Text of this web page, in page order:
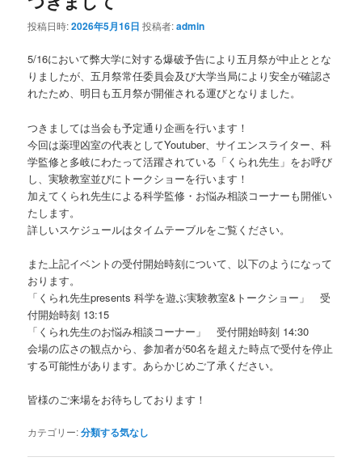
投稿日時:2026年5月16日 投稿者:admin
5/16において弊大学に対する爆破予告により五月祭が中止ととな
りましたが、五月祭常任委員会及び大学当局により安全が確認さ
れたため、明日も五月祭が開催される運びとなりました。
つきましては当会も予定通り企画を行います！
今回は薬理凶室の代表としてYoutuber、サイエンスライター、科
学監修と多岐にわたって活躍されている「くられ先生」をお呼び
し、実験教室並びにトークショーを行います！
加えてくられ先生による科学監修・お悩み相談コーナーも開催い
たします。
詳しいスケジュールはタイムテーブルをご覧ください。
また上記イベントの受付開始時刻について、以下のようになって
おります。
「くられ先生presents 科学を遊ぶ実験教室&トークショー」 受
付開始時刻 13:15
「くられ先生のお悩み相談コーナー」 受付開始時刻 14:30
会場の広さの観点から、参加者が50名を超えた時点で受付を停止
する可能性があります。あらかじめご了承ください。
皆様のご来場をお待ちしております！
カテゴリー:分類する気なし